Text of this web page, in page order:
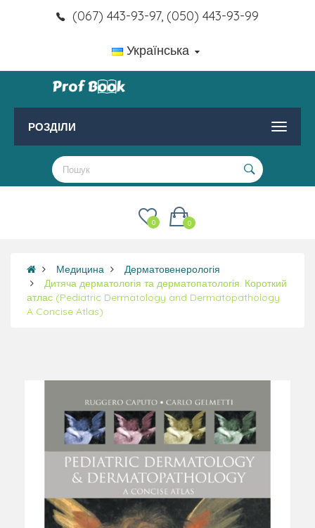
(067) 443-93-97, (050) 443-93-99
Українська
РОЗДІЛИ
0
0
Медицина
Дерматовенерологія
Дитяча дерматологія та дерматопатологія. Короткий
атлас (Pediatric Dermatology and Dermatopathology
A Concise Atlas)